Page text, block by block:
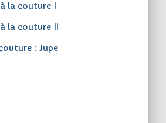
la couture I
la couture II
: Jupe